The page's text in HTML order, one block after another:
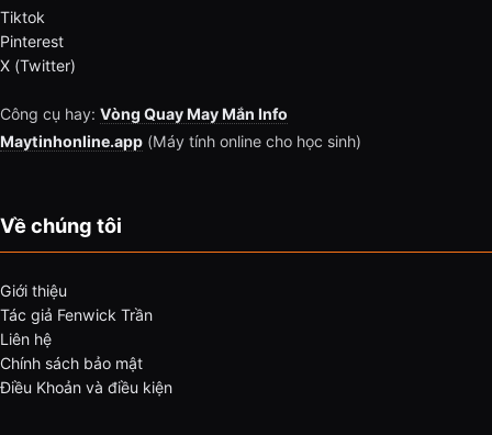
Tiktok
Pinterest
X (Twitter)
Công cụ hay: Vòng Quay May Mắn Info
Maytinhonline.app (Máy tính online cho học sinh)
Về chúng tôi
Giới thiệu
Tác giả Fenwick Trần
Liên hệ
Chính sách bảo mật
Điều Khoản và điều kiện